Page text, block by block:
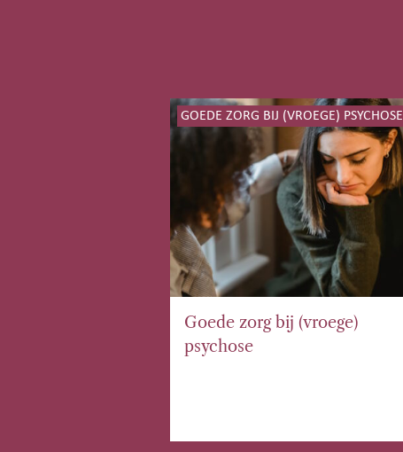
GOEDE ZORG BIJ (VROEGE) PSYCHOSE
Goede zorg bij (vroege)
psychose